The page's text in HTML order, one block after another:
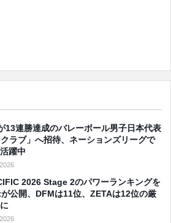
13連勝達成のバレーボール男子日本代表
ラブ」へ招待、ネーションズリーグで
躍中
2026 Stage 2のパワーランキングを
公開、DFMは11位、ZETAは12位の厳